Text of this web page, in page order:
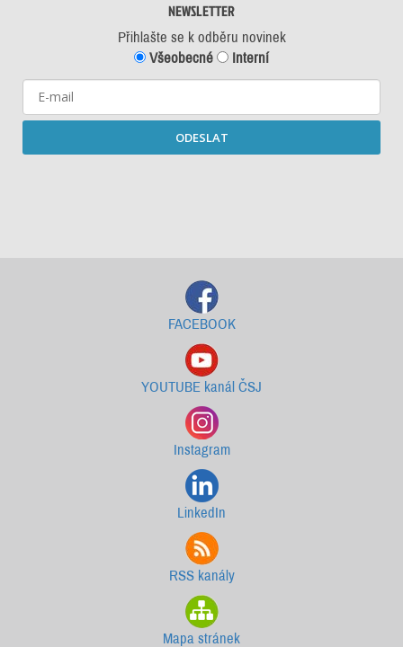
NEWSLETTER
Přihlašte se k odběru novinek
Všeobecné
Interní
ODESLAT
FACEBOOK
YOUTUBE kanál ČSJ
Instagram
LinkedIn
RSS kanály
Mapa stránek